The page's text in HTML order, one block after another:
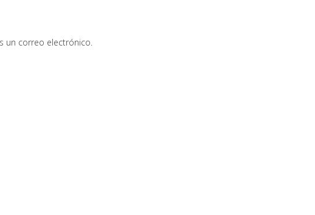
un correo electrónico.